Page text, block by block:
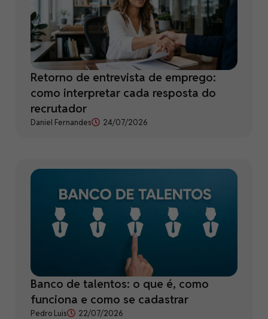
Retorno de entrevista de emprego:
como interpretar cada resposta do
recrutador
Daniel Fernandes 24/07/2026
Banco de talentos: o que é, como
funciona e como se cadastrar
Pedro Luis 22/07/2026